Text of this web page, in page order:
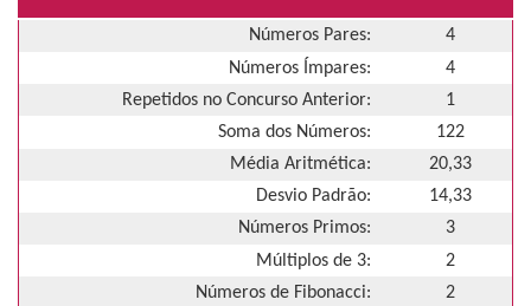
Números Pares:
4
Números Ímpares:
4
Repetidos no Concurso Anterior:
1
Soma dos Números:
122
Média Aritmética:
20,33
Desvio Padrão:
14,33
Números Primos:
3
Múltiplos de 3:
2
Números de Fibonacci:
2